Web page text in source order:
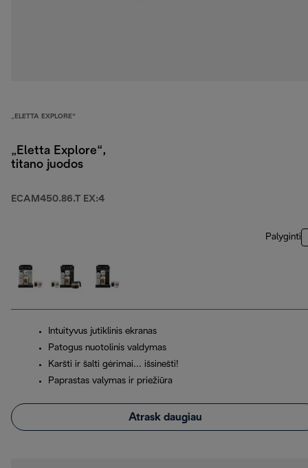
„ELETTA EXPLORE“
„Eletta Explore“,
titano juodos
ECAM450.86.T EX:4
Palyginti
Intuityvus jutiklinis ekranas
Patogus nuotolinis valdymas
Karšti ir šalti gėrimai... išsinešti!
Paprastas valymas ir priežiūra
Atrask daugiau